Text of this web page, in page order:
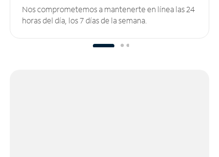
Nos comprometemos a mantenerte en línea las 24
horas del día, los 7 días de la semana.